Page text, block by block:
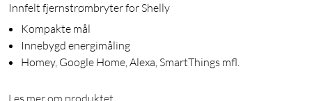
Innfelt fjernstrømbryter for Shelly
Kompakte mål
Innebygd energimåling
Homey, Google Home, Alexa, SmartThings mfl.